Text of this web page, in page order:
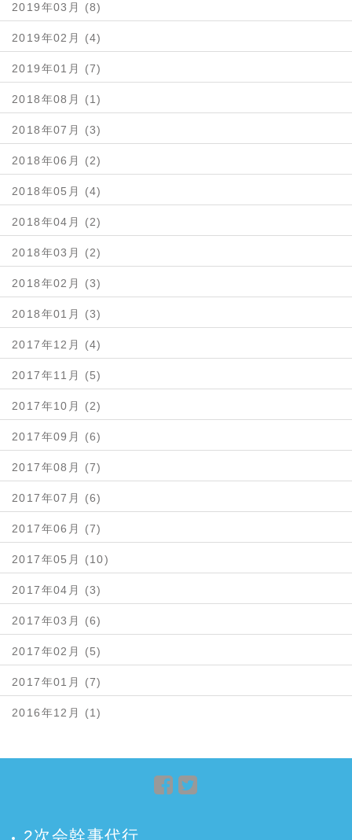
2019年03月 (8)
2019年02月 (4)
2019年01月 (7)
2018年08月 (1)
2018年07月 (3)
2018年06月 (2)
2018年05月 (4)
2018年04月 (2)
2018年03月 (2)
2018年02月 (3)
2018年01月 (3)
2017年12月 (4)
2017年11月 (5)
2017年10月 (2)
2017年09月 (6)
2017年08月 (7)
2017年07月 (6)
2017年06月 (7)
2017年05月 (10)
2017年04月 (3)
2017年03月 (6)
2017年02月 (5)
2017年01月 (7)
2016年12月 (1)
Facebook
2次会幹事代行